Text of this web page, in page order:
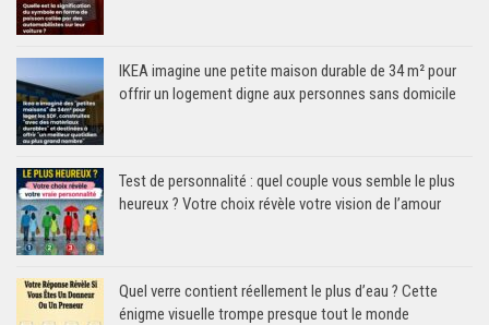
IKEA imagine une petite maison durable de 34 m² pour
offrir un logement digne aux personnes sans domicile
Test de personnalité : quel couple vous semble le plus
heureux ? Votre choix révèle votre vision de l’amour
Quel verre contient réellement le plus d’eau ? Cette
énigme visuelle trompe presque tout le monde